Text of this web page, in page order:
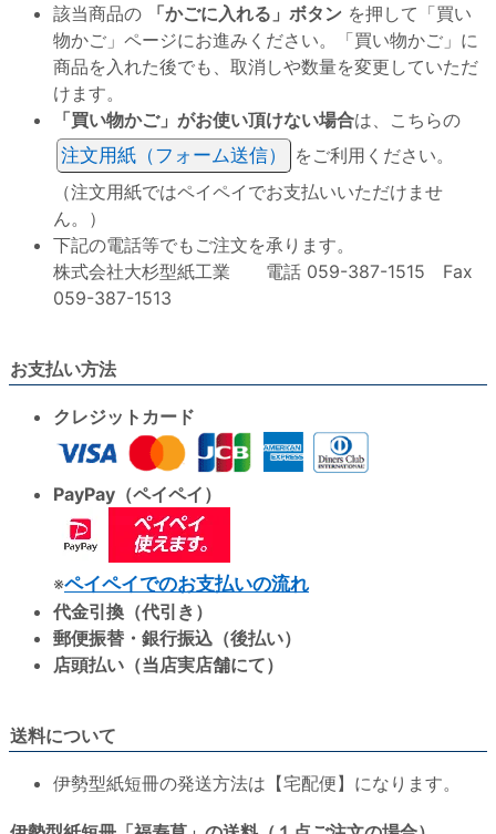
該当商品の
「かごに入れる」ボタン を押して「買い
物かご」ページにお進みください。「買い物かご」に
商品を入れた後でも、取消しや数量を変更していただ
けます。
「買い物かご」がお使い頂けない場合は、こちらの
注文用紙（フォーム送信）
をご利用ください。
（注文用紙ではペイペイでお支払いいただけませ
ん。）
下記の電話等でもご注文を承ります。
株式会社大杉型紙工業 電話 059-387-1515 Fax
059-387-1513
お支払い方法
クレジットカード
PayPay（ペイペイ）
※ペイペイでのお支払いの流れ
代金引換（代引き）
郵便振替・銀行振込（後払い）
店頭払い（当店実店舗にて）
送料について
伊勢型紙短冊の発送方法は【宅配便】になります。